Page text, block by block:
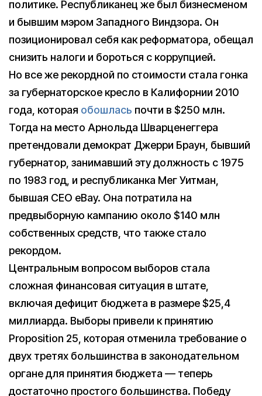
политике. Республиканец же был бизнесменом
и бывшим мэром Западного Виндзора. Он
позиционировал себя как реформатора, обещал
снизить налоги и бороться с коррупцией.
Но все же рекордной по стоимости стала гонка
за губернаторское кресло в Калифорнии 2010
года, которая обошлась почти в $250 млн.
Тогда на место Арнольда Шварценеггера
претендовали демократ Джерри Браун, бывший
губернатор, занимавший эту должность с 1975
по 1983 год, и республиканка Мег Уитман,
бывшая CEO eBay. Она потратила на
предвыборную кампанию около $140 млн
собственных средств, что также стало
рекордом.
Центральным вопросом выборов стала
сложная финансовая ситуация в штате,
включая дефицит бюджета в размере $25,4
миллиарда. Выборы привели к принятию
Proposition 25, которая отменила требование о
двух третях большинства в законодательном
органе для принятия бюджета — теперь
достаточно простого большинства. Победу